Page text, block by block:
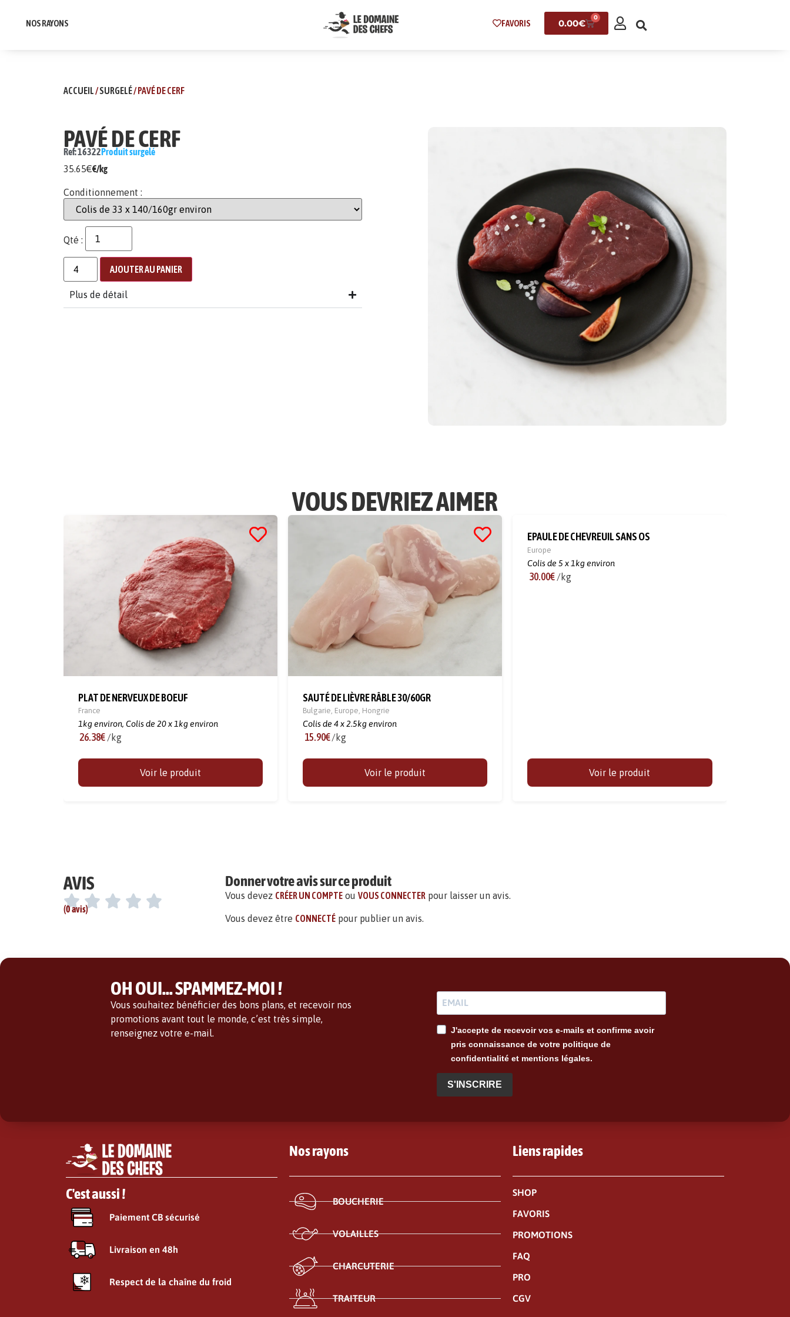
NOS RAYONS FAVORIS 0.00€
0
ACCUEIL/SURGELÉ/ PAVÉ DE CERF
PAVÉ DE CERF
Ref: 16322Produit surgelé
35.65€€/kg
Conditionnement :
Qté :
AJOUTER AU PANIER
Plus de détail
VOUS DEVRIEZ AIMER
PLAT DE NERVEUX DE BOEUF
France
1kg environ, Colis de 20 x 1kg environ
26.38€ /kg
Voir le produit
SAUTÉ DE LIÈVRE RÂBLE 30/60GR
Bulgarie, Europe, Hongrie
Colis de 4 x 2.5kg environ
15.90€/kg
Voir le produit
EPAULE DE CHEVREUIL SANS OS
Europe
Colis de 5 x 1kg environ
30.00€ /kg
Voir le produit
AVIS
(0 avis)
Donner votre avis sur ce produit
Vous devez CRÉER UN COMPTEou VOUS CONNECTERpour laisser un avis.
Vous devez être CONNECTÉpour publier un avis.
OH OUI... SPAMMEZ-MOI !
Vous souhaitez bénéficier des bons plans, et recevoir nos
promotions avant tout le monde, c’est très simple,
renseignez votre e-mail.
J'accepte de recevoir vos e-mails et confirme avoir
pris connaissance de votre politique de
confidentialité et mentions légales.
S'INSCRIRE
C'est aussi !
Paiement CB sécurisé
Livraison en 48h
Respect de la chaîne du froid
Nos rayons
BOUCHERIE
VOLAILLES
CHARCUTERIE
TRAITEUR
Liens rapides
SHOP
FAVORIS
PROMOTIONS
FAQ
PRO
CGV